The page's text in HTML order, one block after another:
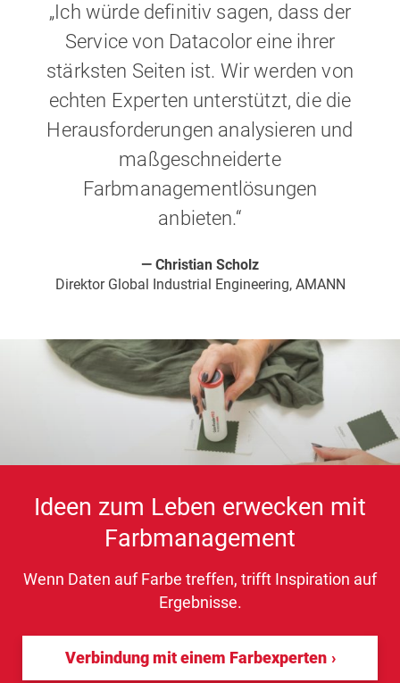
„Ich würde definitiv sagen, dass der
Service von Datacolor eine ihrer
stärksten Seiten ist. Wir werden von
echten Experten unterstützt, die die
Herausforderungen analysieren und
maßgeschneiderte
Farbmanagementlösungen
anbieten.“
Christian Scholz
Direktor Global Industrial Engineering, AMANN
Ideen zum Leben erwecken mit
Farbmanagement
Wenn Daten auf Farbe treffen, trifft Inspiration auf
Ergebnisse.
Verbindung mit einem Farbexperten